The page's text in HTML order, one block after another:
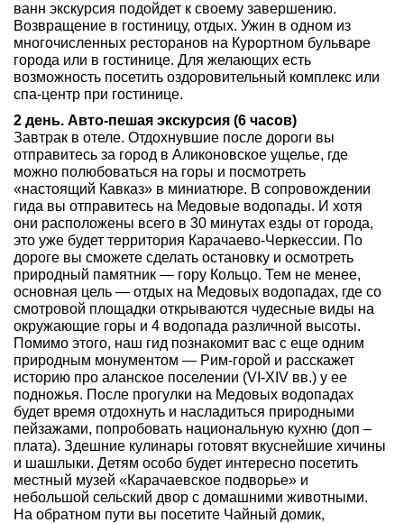
ванн экскурсия подойдет к своему завершению.
Возвращение в гостиницу, отдых. Ужин в одном из
многочисленных ресторанов на Курортном бульваре
города или в гостинице. Для желающих есть
возможность посетить оздоровительный комплекс или
спа-центр при гостинице.
2 день. Авто-пешая экскурсия (6 часов)
Завтрак в отеле. Отдохнувшие после дороги вы
отправитесь за город в Аликоновское ущелье, где
можно полюбоваться на горы и посмотреть
«настоящий Кавказ» в миниатюре. В сопровождении
гида вы отправитесь на Медовые водопады. И хотя
они расположены всего в 30 минутах езды от города,
это уже будет территория Карачаево-Черкессии. По
дороге вы сможете сделать остановку и осмотреть
природный памятник — гору Кольцо. Тем не менее,
основная цель — отдых на Медовых водопадах, где со
смотровой площадки открываются чудесные виды на
окружающие горы и 4 водопада различной высоты.
Помимо этого, наш гид познакомит вас с еще одним
природным монументом — Рим-горой и расскажет
историю про аланское поселении (VI-XIV вв.) у ее
подножья. После прогулки на Медовых водопадах
будет время отдохнуть и насладиться природными
пейзажами, попробовать национальную кухню (доп –
плата). Здешние кулинары готовят вкуснейшие хичины
и шашлыки. Детям особо будет интересно посетить
местный музей «Карачаевское подворье» и
небольшой сельский двор с домашними животными.
На обратном пути вы посетите Чайный домик,